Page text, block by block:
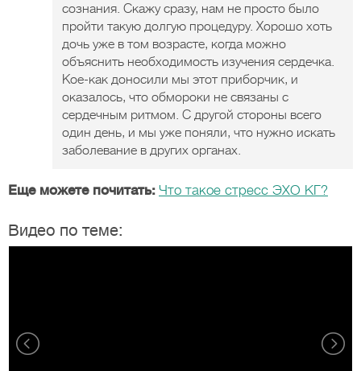
сознания. Скажу сразу, нам не просто было
пройти такую долгую процедуру. Хорошо хоть
дочь уже в том возрасте, когда можно
объяснить необходимость изучения сердечка.
Кое-как доносили мы этот приборчик, и
оказалось, что обмороки не связаны с
сердечным ритмом. С другой стороны всего
один день, и мы уже поняли, что нужно искать
заболевание в других органах.
Еще можете почитать: Что такое стресс ЭХО КГ?
Видео по теме: